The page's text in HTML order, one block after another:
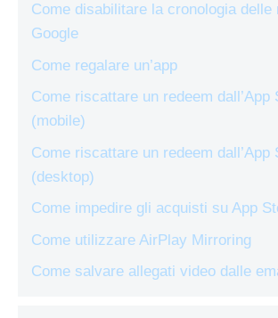
Come disabilitare la cronologia delle
Google
Come regalare un’app
Come riscattare un redeem dall’App
(mobile)
Come riscattare un redeem dall’App
(desktop)
Come impedire gli acquisti su App
Come utilizzare AirPlay Mirroring
Come salvare allegati video dalle